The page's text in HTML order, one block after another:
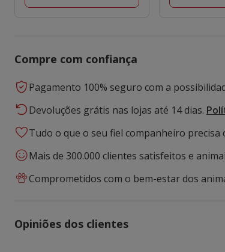
Compre com confiança
Pagamento 100% seguro com a
Devoluções grátis nas lojas até 14 dias.
Tudo o que o seu fiel companheiro
Mais de 300.000 clientes satisfeitos e
Comprometidos com o bem-estar dos
Opiniões dos clientes